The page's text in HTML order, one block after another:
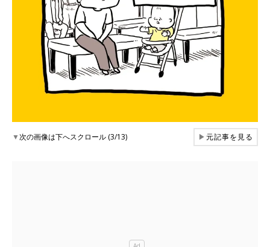
▼次の画像は下へスクロール (3/13) ▶元記事を見る